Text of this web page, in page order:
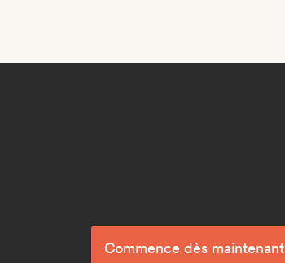
Commence dès maintenant